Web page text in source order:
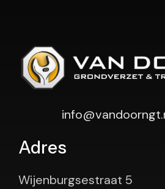
Adres
Wijenburgsestraat 5